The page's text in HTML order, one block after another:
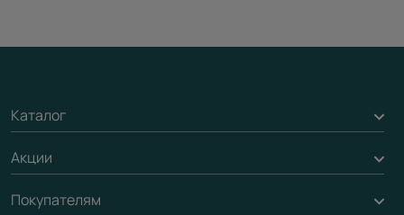
Каталог
Межкомнатные двери
Подбор двери
Акции
Акции компании
Покупателям